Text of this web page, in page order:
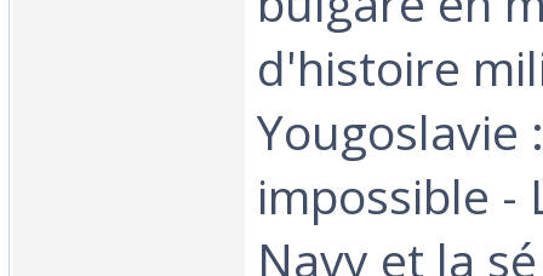
d'histoire
Yougoslavie
impossible -
Navy et la sé‎